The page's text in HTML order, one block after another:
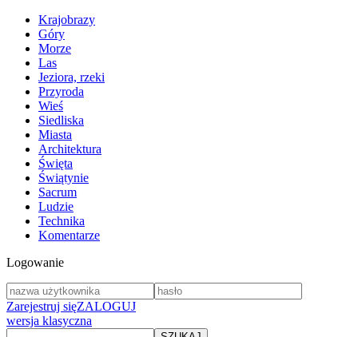
Krajobrazy
Góry
Morze
Las
Jeziora, rzeki
Przyroda
Wieś
Siedliska
Miasta
Architektura
Święta
Świątynie
Sacrum
Ludzie
Technika
Komentarze
Logowanie
Zarejestruj sięZALOGUJ
wersja klasyczna